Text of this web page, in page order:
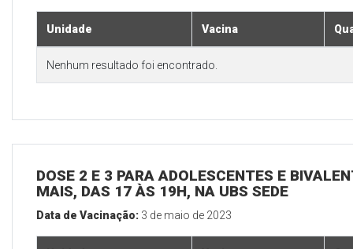
Unidade Vacina
Nenhum resultado foi encontrado.
DOSE 2 E 3 PARA ADOLESCENTES E
MAIS, DAS 17 ÀS 19H, NA UBS SEDE
Data de Vacinação: 3 de maio de 2023